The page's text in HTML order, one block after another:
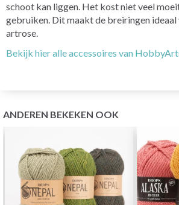
schoot kan liggen. Het kost niet veel
gebruiken. Dit maakt de breiringen ideaal
artrose.
Bekijk hier alle accessoires van
ANDEREN BEKEKEN OOK